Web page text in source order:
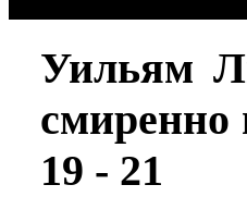
Уильям
смиренно
19 - 21